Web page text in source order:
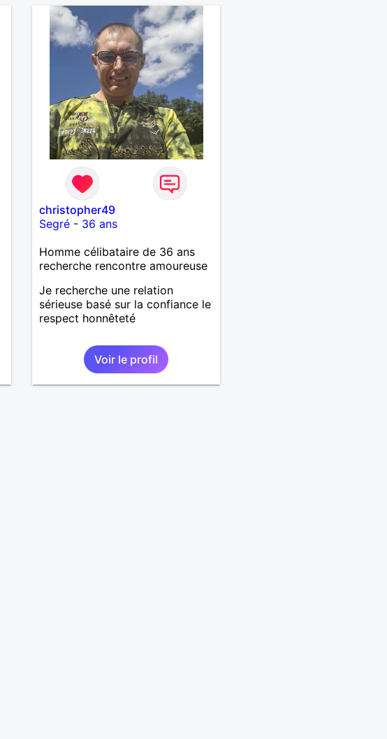
christopher49
Segré - 36 ans
Homme célibataire de 36 ans
recherche rencontre amoureuse
Je recherche une relation
sérieuse basé sur la confiance le
respect honnêteté
Voir le profil